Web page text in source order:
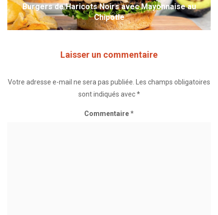
Burgers de Haricots Noirs avec Mayonnaise au
Chipotle
Laisser un commentaire
Votre adresse e-mail ne sera pas publiée.
Les champs obligatoires
sont indiqués avec*
Commentaire*